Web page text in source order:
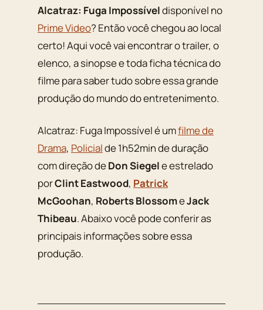
Alcatraz: Fuga Impossíveldisponível no
Prime Video? Então você chegou ao local
certo! Aqui você vai encontrar o trailer, o
elenco, a sinopse e toda ficha técnica do
filme para saber tudo sobre essa grande
produção do mundo do entretenimento.
Alcatraz: Fuga Impossível é umfilme de
Drama, Policialde 1h52min de duração
com direção deDon Siegele estrelado
porClint Eastwood, Patrick
McGoohan, Roberts BlossomeJack
Thibeau. Abaixo você pode conferir as
principais informações sobre essa
produção.